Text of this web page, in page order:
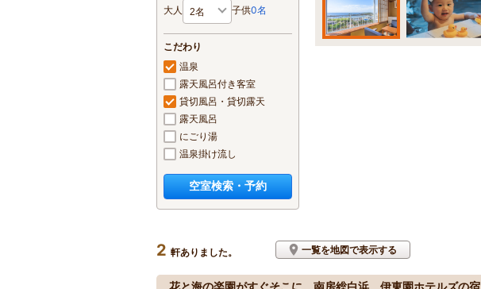
大人 子供0名
こだわり
温泉
露天風呂付き客室
貸切風呂・貸切露天
露天風呂
にごり湯
温泉掛け流し
空室検索・予約
2 軒ありました。 一覧を地図で表示する
花と海の楽園がすぐそこに 南房総白浜 伊東園ホテルズの宿